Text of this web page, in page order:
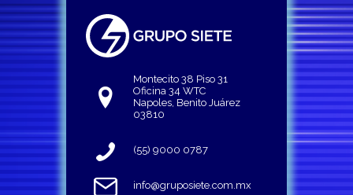
Montecito 38 Piso 31
Oficina 34 WTC
Napoles, Benito Juárez
03810
(55) 9000 0787
info@gruposiete.com.mx